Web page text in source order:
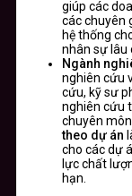
giúp các
các chuyên
hệ thống
nhân sự lâu
Ngành
nghiên cứu
cứu, kỹ sư
nghiên cứu
chuyên môn
theo dự án
cho các dự
lực chất
hạn.